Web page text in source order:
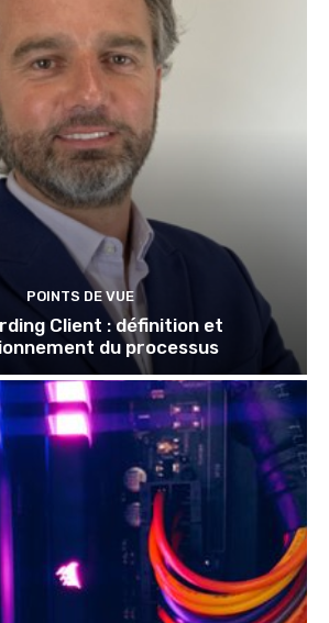
POINTS DE VUE
Client : définition et
du processus